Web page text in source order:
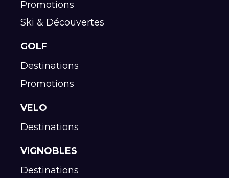
Promotions
Ski & Découvertes
GOLF
Destinations
Promotions
VELO
Destinations
VIGNOBLES
Destinations